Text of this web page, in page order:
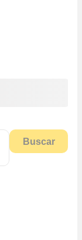
Buscar